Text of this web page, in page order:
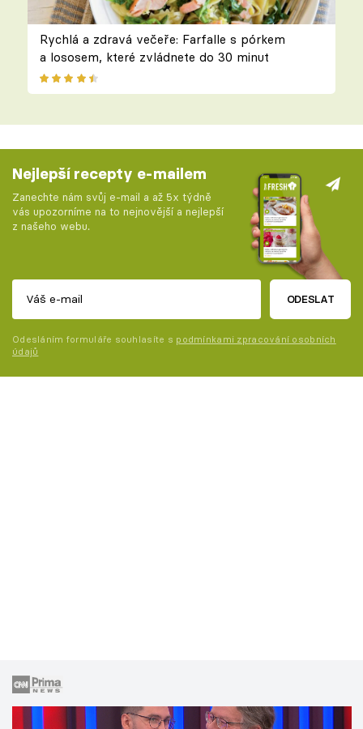
Rychlá a zdravá večeře: Farfalle s pórkem
a lososem, které zvládnete do 30 minut
Nejlepší recepty e-mailem
Zanechte nám svůj e-mail a až 5x týdně
vás upozorníme na to nejnovější a nejlepší
z našeho webu.
ODESLAT
Odesláním formuláře souhlasíte s podmínkami zpracování osobních
údajů